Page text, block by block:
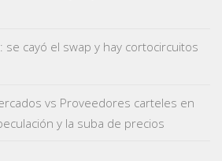
se cayó el swap y hay cortocircuitos
vs Proveedores carteles en
y la suba de precios